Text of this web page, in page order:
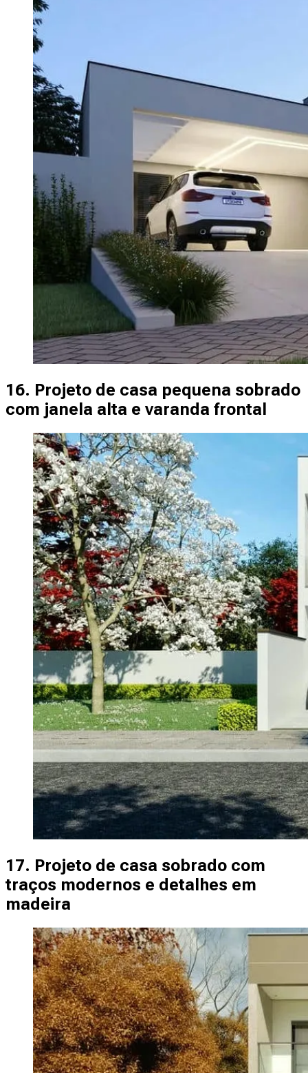
16. Projeto de casa pequena sobrado
com janela alta e varanda frontal
17. Projeto de casa sobrado com
traços modernos e detalhes em
madeira